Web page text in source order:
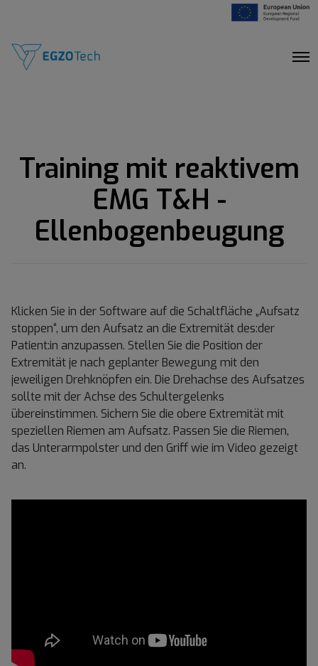
O
Training mit reaktivem
EMG T&H -
Ellenbogenbeugung
Klicken Sie in der Software auf die Schaltfläche „Aufsatz
stoppen“, um den Aufsatz an die Extremität des:der
Patient:in anzupassen. Stellen Sie die Position der
Extremität je nach geplanter Bewegung mit den
jeweiligen Drehknöpfen ein. Die Drehachse des Aufsatzes
sollte mit der Achse des Schultergelenks
übereinstimmen. Sichern Sie die obere Extremität mit
speziellen Riemen am Aufsatz. Passen Sie die Riemen,
das Unterarmpolster und den Griff wie im Video gezeigt
an.